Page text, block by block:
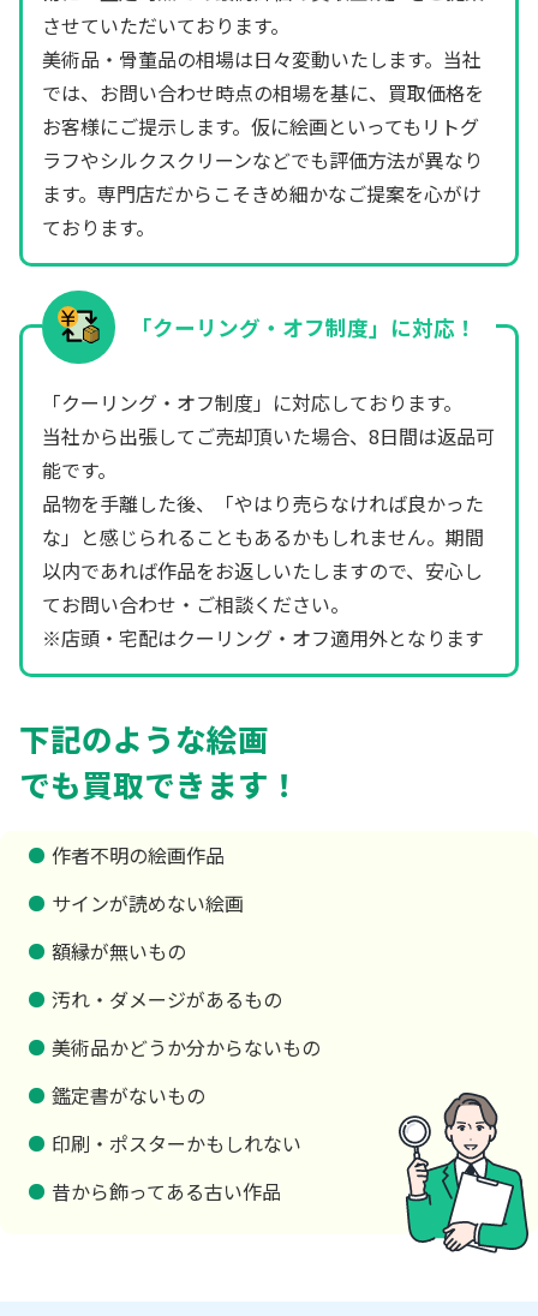
させていただいております。
美術品・骨董品の相場は日々変動いたします。当社
では、お問い合わせ時点の相場を基に、買取価格を
お客様にご提示します。仮に絵画といってもリトグ
ラフやシルクスクリーンなどでも評価方法が異なり
ます。専門店だからこそきめ細かなご提案を心がけ
ております。
「クーリング・オフ制度」に対応！
「クーリング・オフ制度」に対応しております。
当社から出張してご売却頂いた場合、8日間は返品可
能です。
品物を手離した後、「やはり売らなければ良かった
な」と感じられることもあるかもしれません。期間
以内であれば作品をお返しいたしますので、安心し
てお問い合わせ・ご相談ください。
※店頭・宅配はクーリング・オフ適用外となります
下記のような絵画
でも買取できます！
作者不明の絵画作品
サインが読めない絵画
額縁が無いもの
汚れ・ダメージがあるもの
美術品かどうか分からないもの
鑑定書がないもの
印刷・ポスターかもしれない
昔から飾ってある古い作品